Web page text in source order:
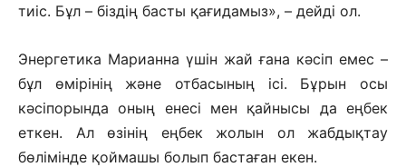
тиіс. Бұл – біздің басты қағидамыз», – дейді ол.
Энергетика Марианна үшін жай ғана кәсіп емес –
бұл өмірінің және отбасының ісі. Бұрын осы
кәсіпорында оның енесі мен қайнысы да еңбек
еткен. Ал өзінің еңбек жолын ол жабдықтау
бөлімінде қоймашы болып бастаған екен.